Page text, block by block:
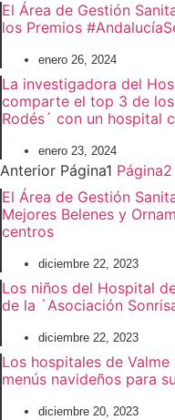
El Área de Gestión
los Premios
enero 26, 2024
La investigadora del
comparte el top 3 de
Rodés´ con un hospital
enero 23, 2024
Anterior Página1 Página2
El Área de Gestión
Mejores Belenes y
centros
diciembre 22, 2023
Los niños del Hospital
de la `Asociación
diciembre 22, 2023
Los hospitales de
menús navideños para
diciembre 20, 2023